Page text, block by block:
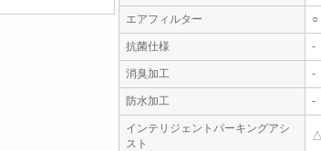
エアフィルター
○
抗菌仕様 -
消臭加工 -
防水加工 -
インテリジェントパーキングアシ
スト